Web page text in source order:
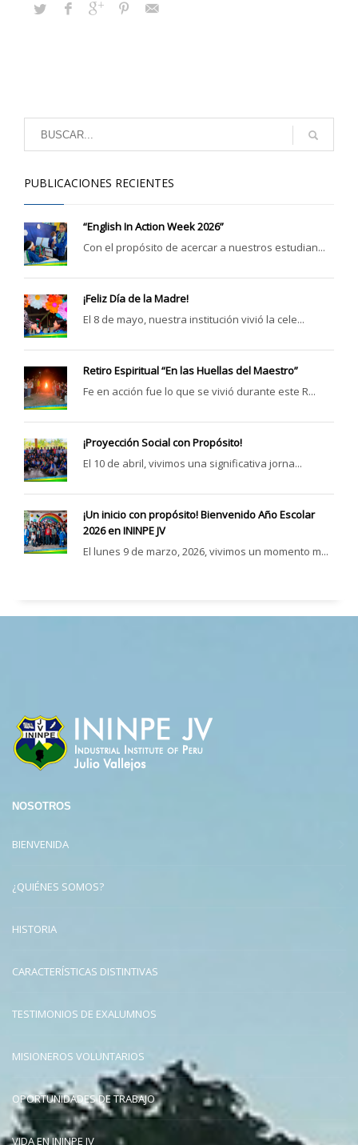
PUBLICACIONES RECIENTES
“English In Action Week 2026”
Con el propósito de acercar a nuestros estudian...
¡Feliz Día de la Madre!
El 8 de mayo, nuestra institución vivió la cele...
Retiro Espiritual “En las Huellas del Maestro”
Fe en acción fue lo que se vivió durante este R...
¡Proyección Social con Propósito!
El 10 de abril, vivimos una significativa jorna...
¡Un inicio con propósito! Bienvenido Año Escolar
2026 en ININPE JV
El lunes 9 de marzo, 2026, vivimos un momento m...
NOSOTROS
BIENVENIDA
¿QUIÉNES SOMOS?
HISTORIA
CARACTERÍSTICAS DISTINTIVAS
TESTIMONIOS DE EXALUMNOS
MISIONEROS VOLUNTARIOS
OPORTUNIDADES DE TRABAJO
VIDA EN ININPE JV